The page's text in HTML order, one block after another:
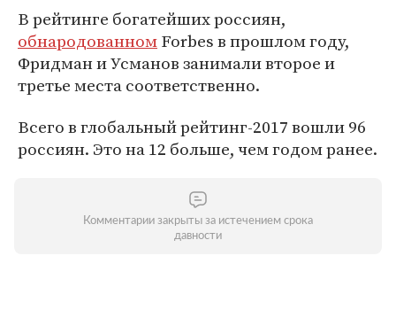
В рейтинге богатейших россиян,
обнародованномForbes в прошлом году,
Фридман и Усманов занимали второе и
третье места соответственно.
Всего в глобальный рейтинг-2017 вошли 96
россиян. Это на 12 больше, чем годом ранее.
Комментарии закрыты за истечением срока
давности